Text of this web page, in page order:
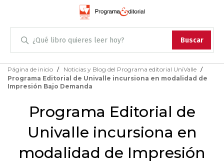
Buscar
Administración
Antropología
Arqueología
Arquitectura
Skip
Content
Página de inicio
Noticias y Blog del Programa editorial UniValle
Programa Editorial de Univalle incursiona en modalidad de
Impresión Bajo Demanda
Programa Editorial de
Univalle incursiona en
modalidad de Impresión